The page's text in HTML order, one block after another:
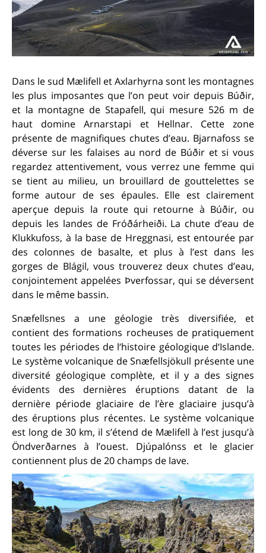
Dans le sud Mælifell et Axlarhyrna sont les montagnes
les plus imposantes que l’on peut voir depuis Búðir,
et la montagne de Stapafell, qui mesure 526 m de
haut domine Arnarstapi et Hellnar. Cette zone
présente de magnifiques chutes d’eau. Bjarnafoss se
déverse sur les falaises au nord de Búðir et si vous
regardez attentivement, vous verrez une femme qui
se tient au milieu, un brouillard de gouttelettes se
forme autour de ses épaules. Elle est clairement
aperçue depuis la route qui retourne à Búðir, ou
depuis les landes de Fróðárheiði. La chute d’eau de
Klukkufoss, à la base de Hreggnasi, est entourée par
des colonnes de basalte, et plus à l’est dans les
gorges de Blágil, vous trouverez deux chutes d’eau,
conjointement appelées Þverfossar, qui se déversent
dans le même bassin.
Snæfellsnes a une géologie très diversifiée, et
contient des formations rocheuses de pratiquement
toutes les périodes de l‘histoire géologique d‘Islande.
Le système volcanique de Snæfellsjökull présente une
diversité géologique complète, et il y a des signes
évidents des dernières éruptions datant de la
dernière période glaciaire de l’ère glaciaire jusqu’à
des éruptions plus récentes. Le système volcanique
est long de 30 km, il s’étend de Mælifell à l’est jusqu’à
Öndverðarnes à l’ouest. Djúpalónss et le glacier
contiennent plus de 20 champs de lave.